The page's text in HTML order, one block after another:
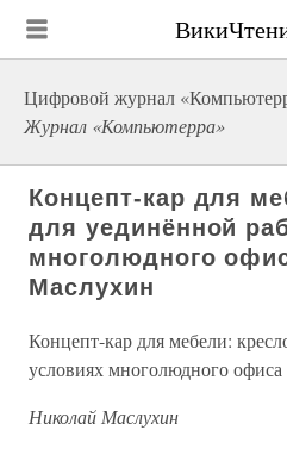
Цифровой журнал
Журнал «Компьютерра»
Концепт-кар для
для уединённой
многолюдного
Маслухин
Концепт-кар для мебели:
условиях многолюдного офиса
Николай Маслухин